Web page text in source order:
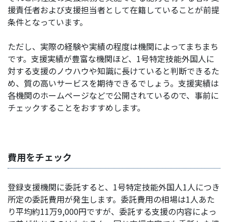
援責任者および支援担当者として在籍していることが前提
条件となっています。
ただし、実際の経験や実績の程度は機関によってまちまち
です。支援実績が豊富な機関ほど、1号特定技能外国人に
対する支援のノウハウや知識に長けていると判断できるた
め、質の高いサービスを期待できるでしょう。支援実績は
各機関のホームページなどで公開されているので、事前に
チェックすることをおすすめします。
費用をチェック
登録支援機関に委託すると、1号特定技能外国人1人につき
所定の委託費用が発生します。委託費用の相場は1人あた
り平均約11万9,000円ですが、委託する支援の内容によっ